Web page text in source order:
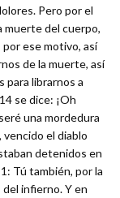
Pero por el
muerte del cuerpo,
ese motivo, así
de la muerte, así
para librarnos a
se dice: ¡Oh
una mordedura
el diablo
detenidos en
Tú también, por la
infierno. Y en